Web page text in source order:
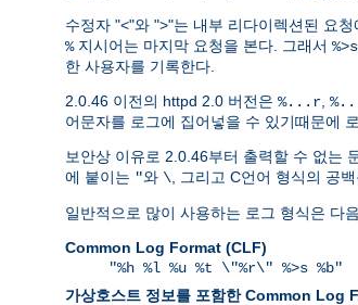
수정자 "<"와 ">"는 내부 리다이렉션된 요
%지시어는 마지막 요청을 본다. 그래서 %>s
한 사용자를 기록한다.
2.0.46 이전의 httpd 2.0 버전은 %...r
어문자를 로그에 집어넣을 수 있기때문에
보안상 이유로 2.0.46부터 출력할 수 없는
에 붙이는 "와 \ , 그리고 C언어 형식의 공
일반적으로 많이 사용하는 로그 형식은 다
Common Log Format (CLF)
"%h %l %u %t \"%r\" %>s %b"
가상호스트 정보를 포함한 Common Log